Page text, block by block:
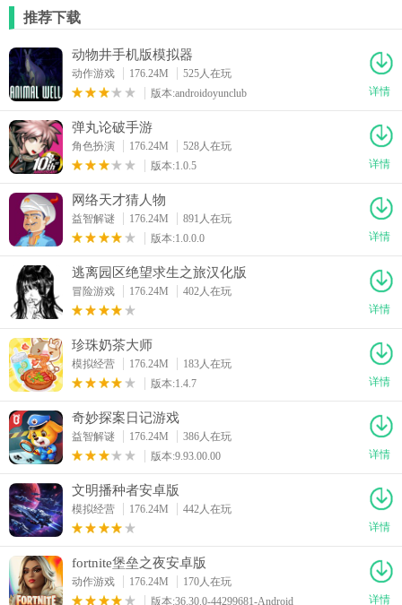
推荐下载
动物井手机版模拟器
动作游戏 176.24M
525人在玩
版本:androidoyunclub
详情
弹丸论破手游
角色扮演 176.24M
528人在玩
版本:1.0.5
详情
网络天才猜人物
益智解谜 176.24M
891人在玩
版本:1.0.0.0
详情
逃离园区绝望求生之旅汉化版
冒险游戏 176.24M
402人在玩
详情
珍珠奶茶大师
模拟经营 176.24M
183人在玩
版本:1.4.7
详情
奇妙探案日记游戏
益智解谜 176.24M
386人在玩
版本:9.93.00.00
详情
文明播种者安卓版
模拟经营 176.24M
442人在玩
详情
fortnite堡垒之夜安卓版
动作游戏 176.24M
170人在玩
版本:36.30.0-44299681-Android
详情